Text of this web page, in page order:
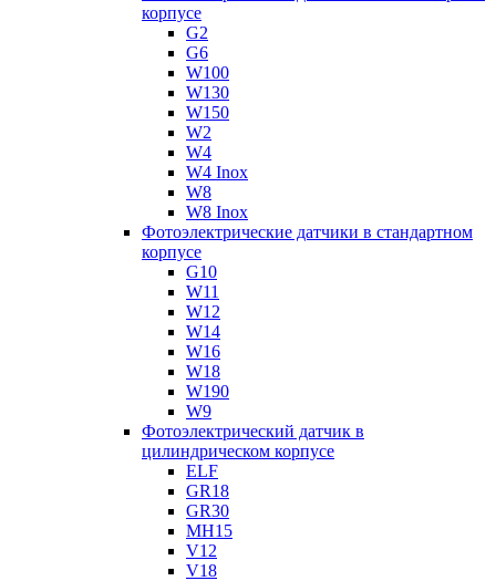
корпусе
G2
G6
W100
W130
W150
W2
W4
W4 Inox
W8
W8 Inox
Фотоэлектрические датчики в стандартном
корпусе
G10
W11
W12
W14
W16
W18
W190
W9
Фотоэлектрический датчик в
цилиндрическом корпусе
ELF
GR18
GR30
MH15
V12
V18